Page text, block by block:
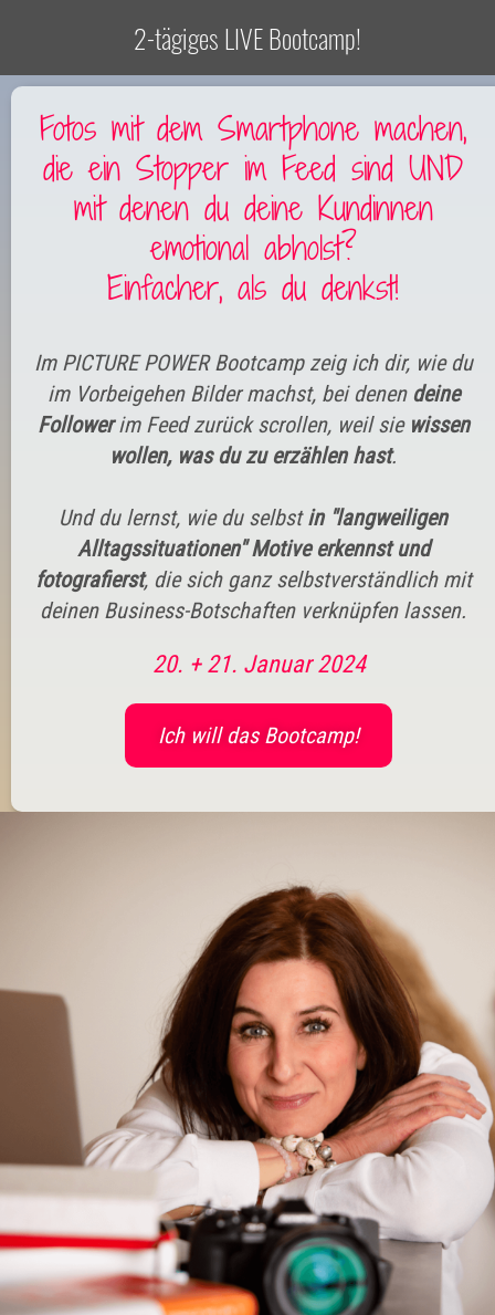
2-tägiges LIVE Bootcamp!
Fotos mit dem Smartphone machen,
die ein Stopper im Feed sind UND
mit denen du deine Kundinnen
emotional abholst?
Einfacher, als du denkst!
Im PICTURE POWER Bootcamp zeig ich dir, wie du
im Vorbeigehen Bilder machst, bei denen deine
Followerim Feed zurück scrollen, weil sie wissen
wollen, was du zu erzählen hast.
Und du lernst, wie du selbstin "langweiligen
Alltagssituationen" Motive erkennst und
fotografierst, die sich ganz selbstverständlich mit
deinen Business-Botschaften verknüpfen lassen.
20. + 21. Januar 2024
Ich will das Bootcamp!